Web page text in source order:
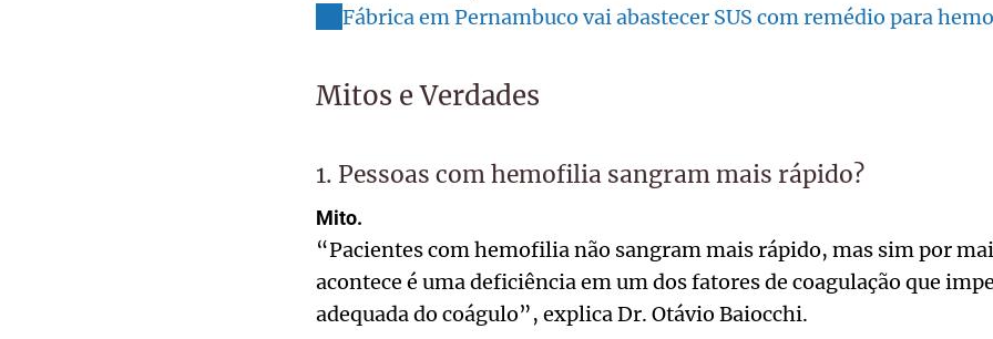
Fábrica em Pernambuco vai abastecer SUS com remédio para
Mitos e Verdades
1. Pessoas com hemofilia sangram mais rápido?
Mito.
“Pacientes com hemofilia não sangram mais rápido, mas sim por
acontece é uma deficiência em um dos fatores de coagulação que
adequada do coágulo”, explica Dr. Otávio Baiocchi.